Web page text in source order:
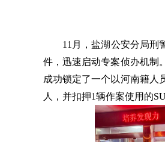
11月，盐湖公安分局刑
件，迅速启动专案侦办机制
成功锁定了一个以河南籍人
人，并扣押1辆作案使用的